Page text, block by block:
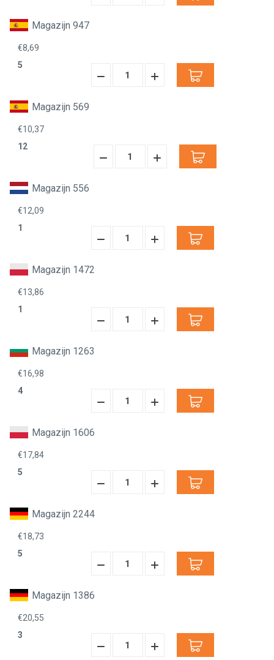
Magazijn 947
€8,69
5
Hoeveelheid
Hoeveelheid
Magazijn 569
€10,37
12
Hoeveelheid
Hoeveelheid
Magazijn 556
€12,09
1
Hoeveelheid
Hoeveelheid
Magazijn 1472
€13,86
1
Hoeveelheid
Hoeveelheid
Magazijn 1263
€16,98
4
Hoeveelheid
Hoeveelheid
Magazijn 1606
€17,84
5
Hoeveelheid
Hoeveelheid
Magazijn 2244
€18,73
5
Hoeveelheid
Hoeveelheid
Magazijn 1386
€20,55
3
Hoeveelheid
Hoeveelheid